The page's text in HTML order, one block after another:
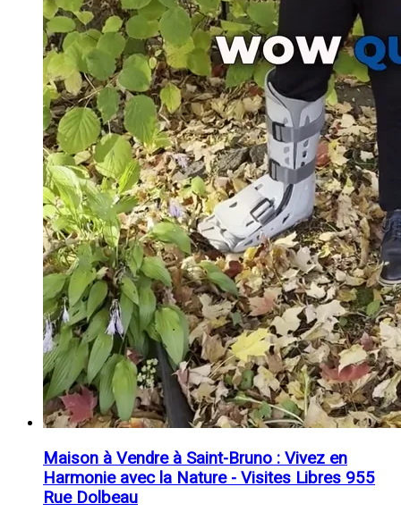
Maison à Vendre à Saint-Bruno : Vivez en
Harmonie avec la Nature - Visites Libres 955
Rue Dolbeau